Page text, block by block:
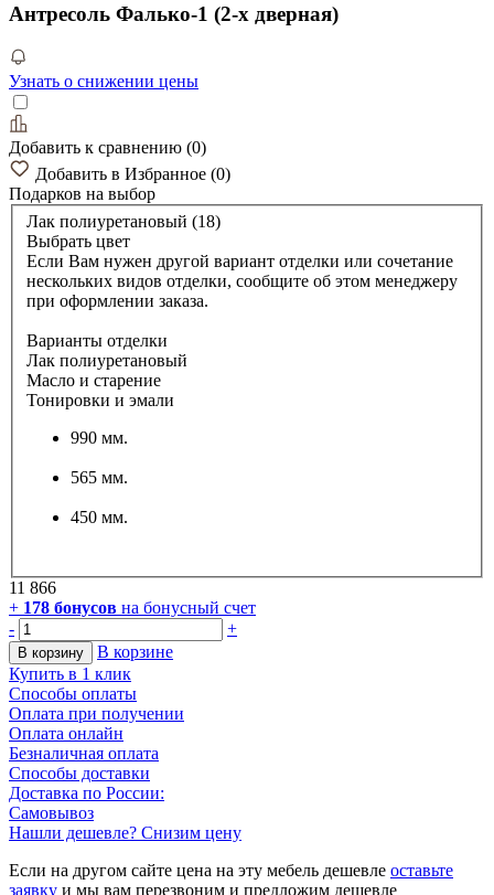
Антресоль Фалько-1 (2-х дверная)
Узнать о снижении цены
Добавить к сравнению (0)
Добавить в Избранное (0)
Подарков на выбор
Лак полиуретановый (18)
Выбрать цвет
Если Вам нужен другой вариант отделки или сочетание
нескольких видов отделки, сообщите об этом менеджеру
при оформлении заказа.
Варианты отделки
Лак полиуретановый
Масло и старение
Тонировки и эмали
990 мм.
565 мм.
450 мм.
11 866
+ 178 бонусов на бонусный счет
-
+
В корзину
В корзине
Купить в 1 клик
Способы оплаты
Оплата при получении
Оплата онлайн
Безналичная оплата
Способы доставки
Доставка по России:
Самовывоз
Нашли дешевле? Снизим цену
Если на другом сайте цена на эту мебель дешевле оставьте
заявку и мы вам перезвоним и предложим дешевле